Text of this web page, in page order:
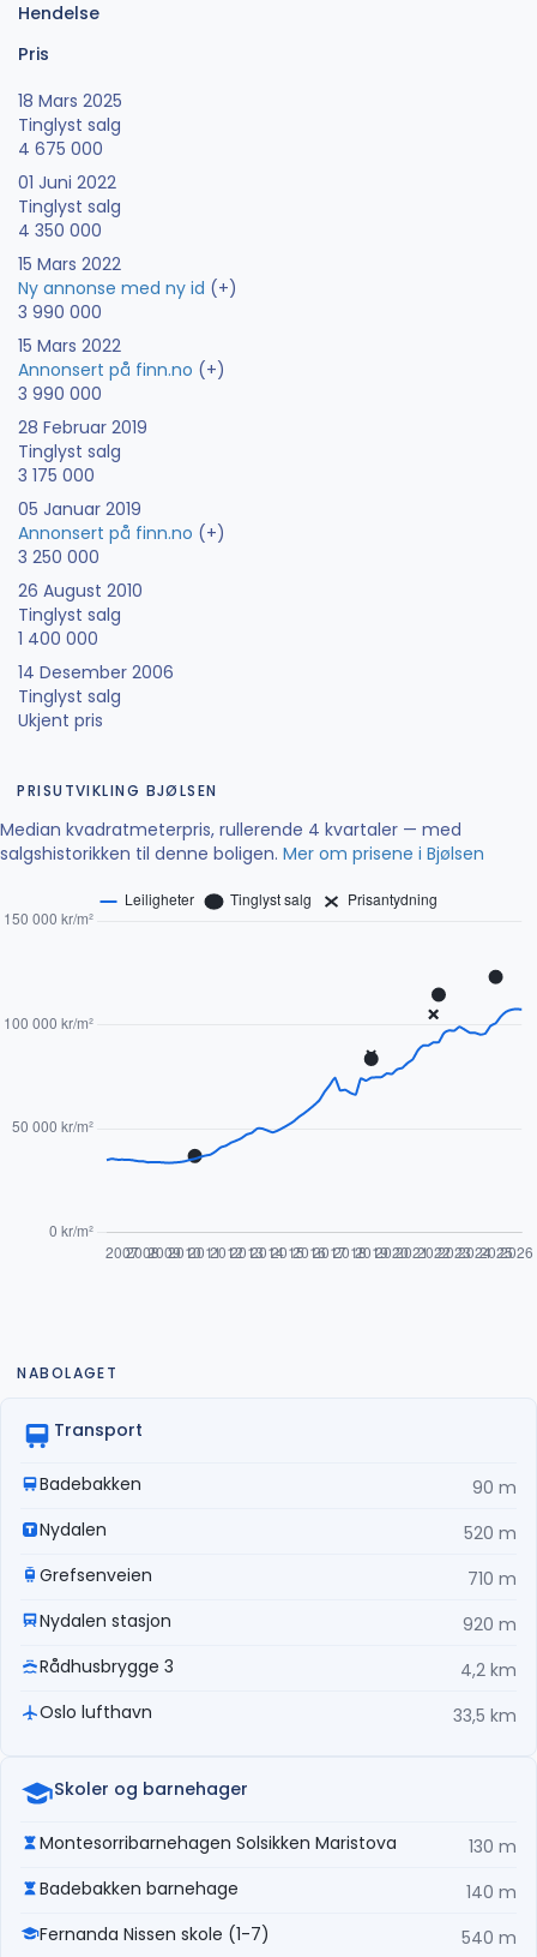
Hendelse
Pris
18 Mars 2025
Tinglyst salg
4 675 000
01 Juni 2022
Tinglyst salg
4 350 000
15 Mars 2022
Ny annonse med ny id (+)
3 990 000
15 Mars 2022
Annonsert på finn.no (+)
3 990 000
28 Februar 2019
Tinglyst salg
3 175 000
05 Januar 2019
Annonsert på finn.no (+)
3 250 000
26 August 2010
Tinglyst salg
1 400 000
14 Desember 2006
Tinglyst salg
Ukjent pris
PRISUTVIKLING BJØLSEN
Median kvadratmeterpris, rullerende 4 kvartaler — med
salgshistorikken til denne boligen. Mer om prisene i Bjølsen
NABOLAGET
Transport
Badebakken
90 m
Nydalen
520 m
Grefsenveien
710 m
Nydalen stasjon
920 m
Rådhusbrygge 3
4,2 km
Oslo lufthavn
33,5 km
Skoler og barnehager
Montesorribarnehagen Solsikken Maristova
130 m
Badebakken barnehage
140 m
Fernanda Nissen skole (1-7)
540 m